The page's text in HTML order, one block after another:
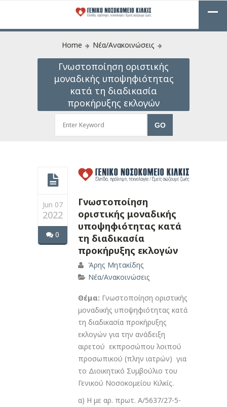
Home Νέα/Ανακοινώσεις
Γνωστοποίηση οριστικής
μοναδικής υποψηφιότητας
κατά τη διαδικασία
προκήρυξης εκλογών
Jun 07
2022
0
Γνωστοποίηση
οριστικής μοναδικής
υποψηφιότητας κατά
τη διαδικασία
προκήρυξης εκλογών
Άρης Μητακίδης
Νέα/Ανακοινώσεις
Θέμα: Γνωστοποίηση οριστικής
μοναδικής υποψηφιότητας κατά
τη διαδικασία προκήρυξης
εκλογών για την ανάδειξη
αιρετού εκπροσώπου λοιπού
προσωπικού (πλην ιατρών) για
το Διοικητικό Συμβούλιο του
Γενικού Νοσοκομείου Κιλκίς.
α) Η με αρ. πρωτ. Α/5637/27-5-